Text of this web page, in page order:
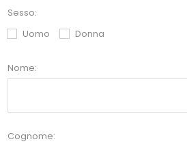
Sesso:
Uomo
Donna
Nome:
Cognome: